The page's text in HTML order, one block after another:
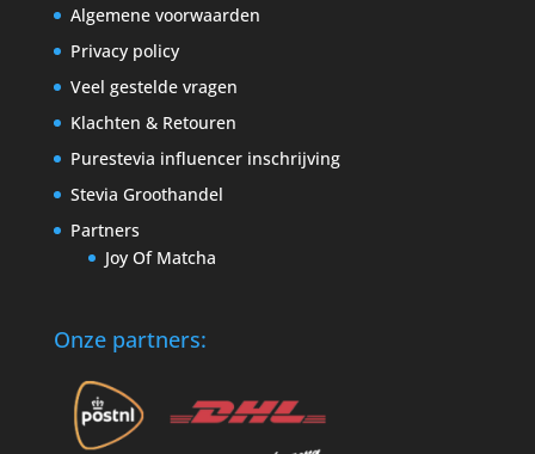
Algemene voorwaarden
Privacy policy
Veel gestelde vragen
Klachten & Retouren
Purestevia influencer inschrijving
Stevia Groothandel
Partners
Joy Of Matcha
Onze partners: